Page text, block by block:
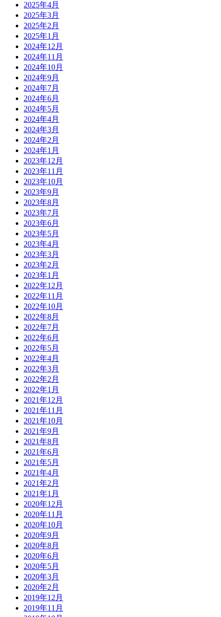
2025年4月
2025年3月
2025年2月
2025年1月
2024年12月
2024年11月
2024年10月
2024年9月
2024年7月
2024年6月
2024年5月
2024年4月
2024年3月
2024年2月
2024年1月
2023年12月
2023年11月
2023年10月
2023年9月
2023年8月
2023年7月
2023年6月
2023年5月
2023年4月
2023年3月
2023年2月
2023年1月
2022年12月
2022年11月
2022年10月
2022年8月
2022年7月
2022年6月
2022年5月
2022年4月
2022年3月
2022年2月
2022年1月
2021年12月
2021年11月
2021年10月
2021年9月
2021年8月
2021年6月
2021年5月
2021年4月
2021年2月
2021年1月
2020年12月
2020年11月
2020年10月
2020年9月
2020年8月
2020年6月
2020年5月
2020年3月
2020年2月
2019年12月
2019年11月